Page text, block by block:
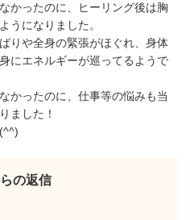
かったのに、ヒーリング後は胸
うになりました。
りや全身の緊張がほぐれ、身体
にエネルギーが巡ってるようで
かったのに、仕事等の悩みも当
ました！
の返信